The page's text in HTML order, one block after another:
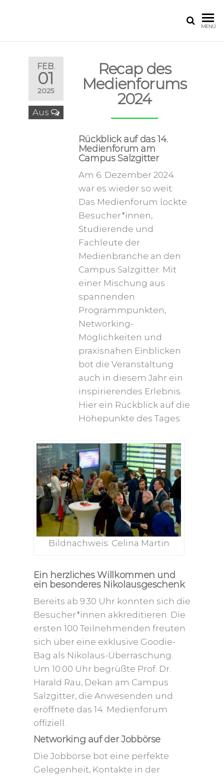
MENÜ
FEB.
01
2025
Aus
Recap des
Medienforums
2024
Rückblick auf das 14.
Medienforum am
Campus Salzgitter
Am 6. Dezember 2024
war es wieder so weit:
Das Medienforum lockte
Besucher*innen,
Studierende und
Fachleute der
Medienbranche an den
Campus Salzgitter. Mit
einer Mischung aus
spannenden
Programmpunkten,
Networking-
Möglichkeiten und
praxisnahen Einblicken
bot die Veranstaltung
auch in diesem Jahr ein
inspirierendes Erlebnis.
Hier ein Rückblick auf die
Höhepunkte des Tages:
Bildnachweis: Celina Martin
Ein herzliches Willkommen und
ein besonderes Nikolausgeschenk
Bereits ab 9:30 Uhr konnten sich die
Besucher*innen akkreditieren. Die
ersten 100 Teilnehmenden freuten
sich über eine exklusive Goodie-
Bag als Nikolaus-Überraschung.
Um 10:00 Uhr begrüßte Prof. Dr.
Harald Rau, Dekan am Campus
Salzgitter, die Anwesenden und
eröffnete das 14. Medienforum
offiziell.
Networking auf der Jobbörse
Die Jobbörse bot eine perfekte
Gelegenheit, Kontakte in der